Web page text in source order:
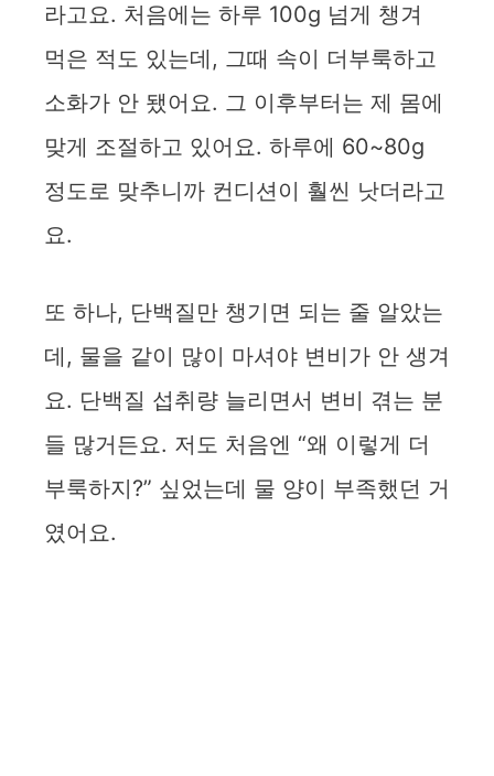
라고요. 처음에는 하루 100g 넘게 챙겨
먹은 적도 있는데, 그때 속이 더부룩하고
소화가 안 됐어요. 그 이후부터는 제 몸에
맞게 조절하고 있어요. 하루에 60~80g
정도로 맞추니까 컨디션이 훨씬 낫더라고
요.
또 하나, 단백질만 챙기면 되는 줄 알았는
데, 물을 같이 많이 마셔야 변비가 안 생겨
요. 단백질 섭취량 늘리면서 변비 겪는 분
들 많거든요. 저도 처음엔 “왜 이렇게 더
부룩하지?” 싶었는데 물 양이 부족했던 거
였어요.